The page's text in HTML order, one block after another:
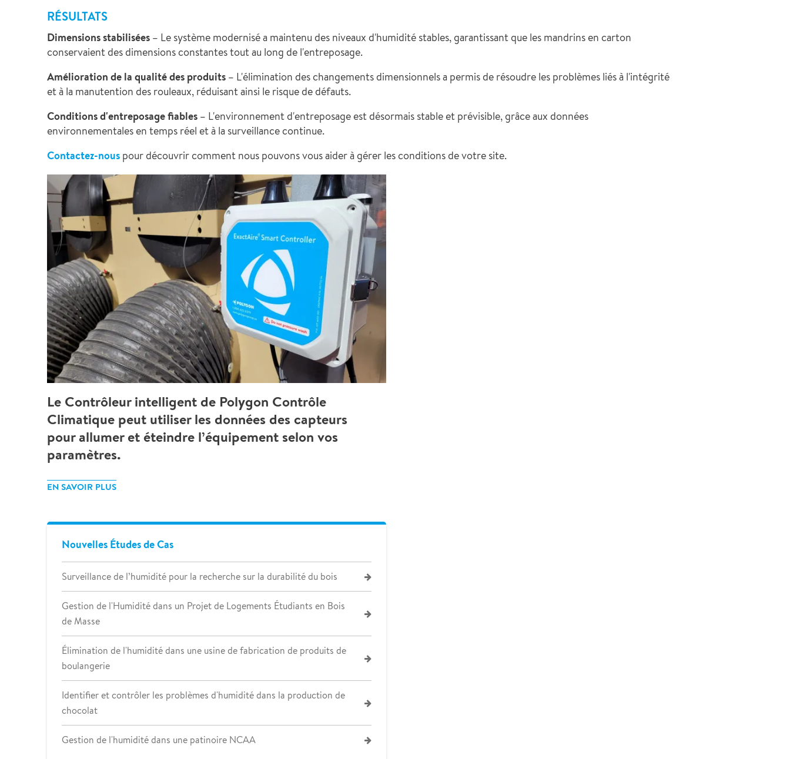
RÉSULTATS
Dimensions stabilisées – Le système modernisé a maintenu des niveaux d'humidité stables, garantissant que les mandrins en carton
conservaient des dimensions constantes tout au long de l'entreposage.
Amélioration de la qualité des produits – L'élimination des changements dimensionnels a permis de résoudre les problèmes liés à l'intégrité
et à la manutention des rouleaux, réduisant ainsi le risque de défauts.
Conditions d'entreposage fiables – L'environnement d'entreposage est désormais stable et prévisible, grâce aux données
environnementales en temps réel et à la surveillance continue.
Contactez-nous pour découvrir comment nous pouvons vous aider à gérer les conditions de votre site.
Le Contrôleur intelligent de Polygon Contrôle
Climatique peut utiliser les données des capteurs
pour allumer et éteindre l’équipement selon vos
paramètres.
EN SAVOIR PLUS
Nouvelles Études de Cas
Surveillance de l’humidité pour la recherche sur la durabilité du bois
Gestion de l'Humidité dans un Projet de Logements Étudiants en Bois
de Masse
Élimination de l'humidité dans une usine de fabrication de produits de
boulangerie
Identifier et contrôler les problèmes d'humidité dans la production de
chocolat
Gestion de l'humidité dans une patinoire NCAA